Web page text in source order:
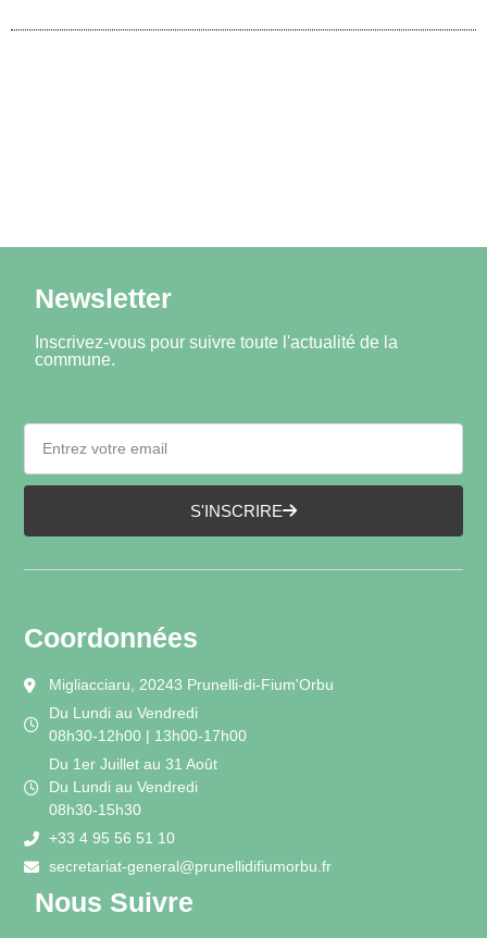
Newsletter
Inscrivez-vous pour suivre toute l'actualité de la
commune.
S'INSCRIRE
Coordonnées
Migliacciaru, 20243 Prunelli-di-Fium'Orbu
Du Lundi au Vendredi
08h30-12h00 | 13h00-17h00
Du 1er Juillet au 31 Août
Du Lundi au Vendredi
08h30-15h30
+33 4 95 56 51 10
secretariat-general@prunellidifiumorbu.fr
Nous Suivre